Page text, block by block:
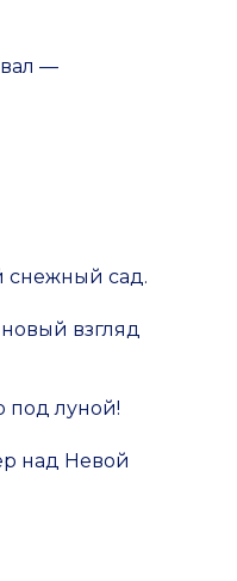
—
снежный сад.
взгляд
под луной!
над Невой